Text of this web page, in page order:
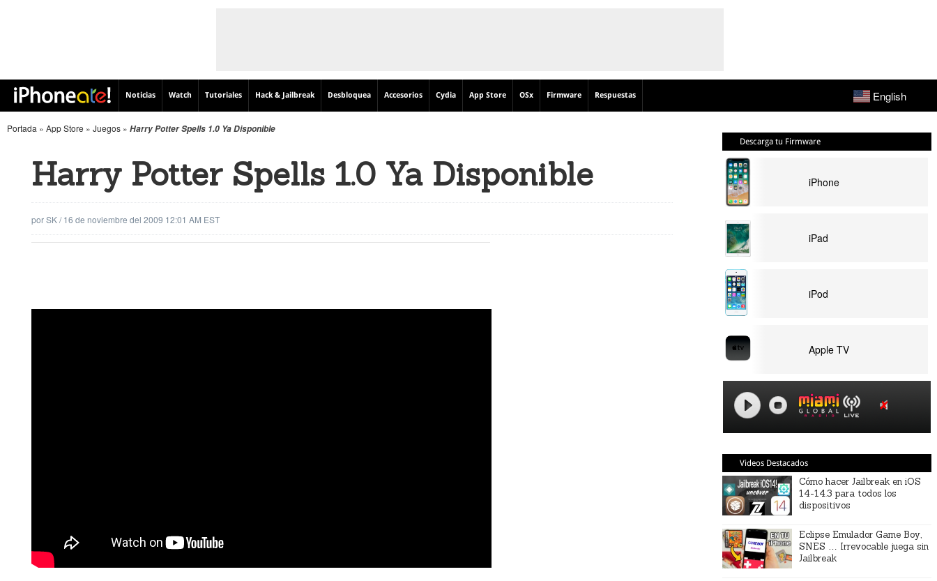
Noticias Watch Tutoriales Hack & Jailbreak Desbloquea Accesorios Cydia App Store OSx Firmware Respuestas English
Portada » App Store » Juegos » Harry Potter Spells 1.0 Ya Disponible
Harry Potter Spells 1.0 Ya Disponible
porSK/16 de noviembre del 2009 12:01 AM EST
Descarga tu Firmware
iPhone
iPad
iPod
Apple TV
Videos Destacados
Cómo hacer Jailbreak en iOS
14-14.3 para todos los
dispositivos
Eclipse Emulador Game Boy,
SNES … Irrevocable juega sin
Jailbreak